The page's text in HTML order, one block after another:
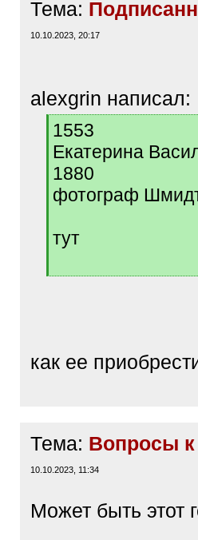
Тема:
10.10.2023, 20:17
alexgrin написал:
[
q
1553
Екатерина
1880
фотограф
тут
[
как ее
Тема: Вопросы к
10.10.2023, 11:34
Может быть этот